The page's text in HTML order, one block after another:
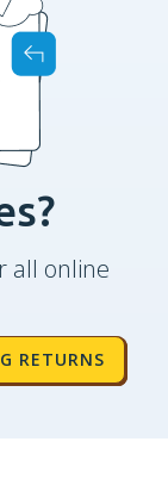
all online
RETURNS